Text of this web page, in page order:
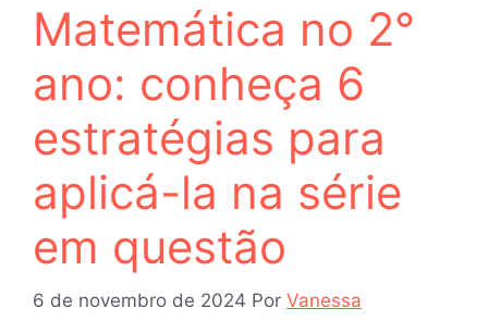
Matemática no 2°
ano: conheça 6
estratégias para
aplicá-la na série
em questão
6 de novembro de 2024 Por Vanessa